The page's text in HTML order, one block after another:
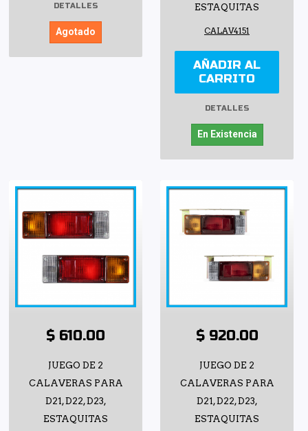
DETALLES
Agotado
ESTAQUITAS
CALAV4151
AÑADIR AL
CARRITO
DETALLES
En Existencia
$ 610.00
JUEGO DE 2
CALAVERAS PARA
D21, D22, D23,
ESTAQUITAS
$ 920.00
JUEGO DE 2
CALAVERAS PARA
D21, D22, D23,
ESTAQUITAS